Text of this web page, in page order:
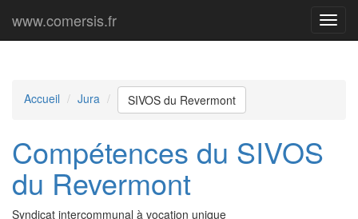
Menu
www.comersis.fr
Accueil Jura SIVOS du Revermont
Compétences du SIVOS
du Revermont
Syndicat intercommunal à vocation unique